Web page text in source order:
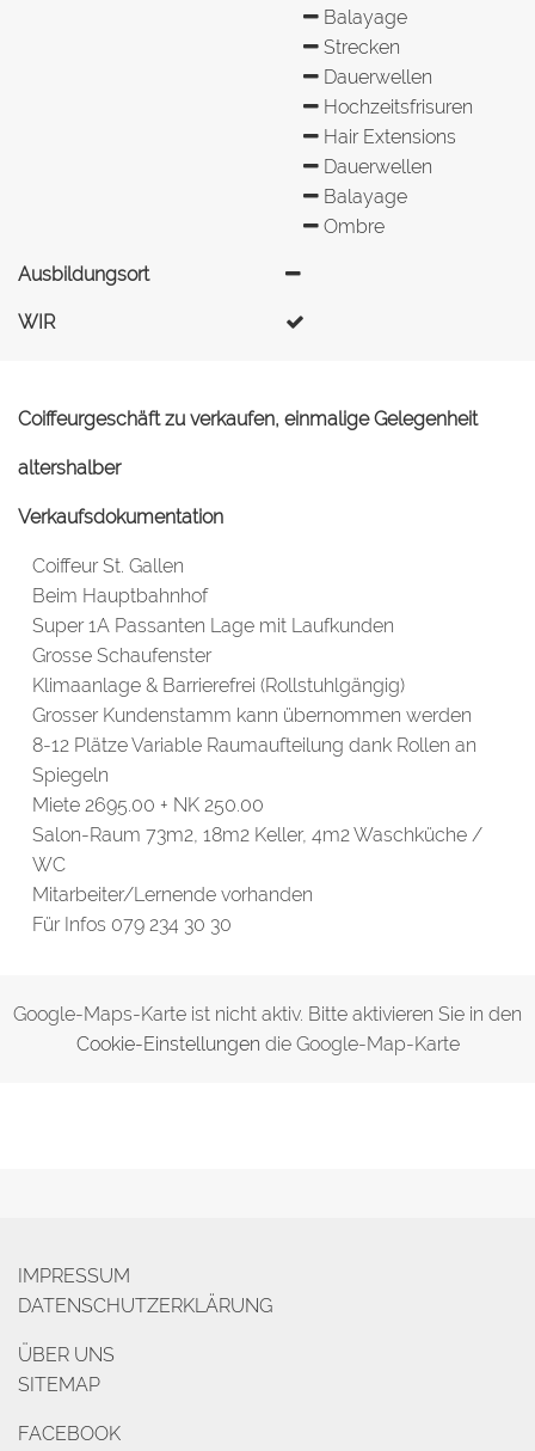
Balayage
Strecken
Dauerwellen
Hochzeitsfrisuren
Hair Extensions
Dauerwellen
Balayage
Ombre
Ausbildungsort
WIR
Coiffeurgeschäft zu verkaufen, einmalige Gelegenheit
altershalber
Verkaufsdokumentation
Coiffeur St. Gallen
Beim Hauptbahnhof
Super 1A Passanten Lage mit Laufkunden
Grosse Schaufenster
Klimaanlage & Barrierefrei (Rollstuhlgängig)
Grosser Kundenstamm kann übernommen werden
8-12 Plätze Variable Raumaufteilung dank Rollen an
Spiegeln
Miete 2695.00 + NK 250.00
Salon-Raum 73m2, 18m2 Keller, 4m2 Waschküche /
WC
Mitarbeiter/Lernende vorhanden
Für Infos 079 234 30 30
Google-Maps-Karte ist nicht aktiv. Bitte aktivieren Sie in den
Cookie-Einstellungen die Google-Map-Karte
IMPRESSUM
DATENSCHUTZERKLÄRUNG
ÜBER UNS
SITEMAP
FACEBOOK